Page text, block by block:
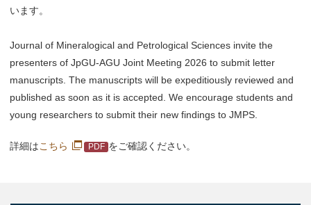
います。
Journal of Mineralogical and Petrological Sciences invite the
presenters of JpGU-AGU Joint Meeting 2026 to submit letter
manuscripts. The manuscripts will be expeditiously reviewed and
published as soon as it is accepted. We encourage students and
young researchers to submit their new findings to JMPS.
詳細はこちら をご確認ください。